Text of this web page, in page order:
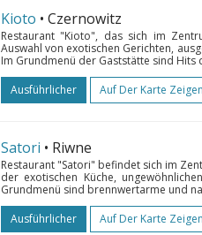
Kioto • Czernowitz
Restaurant "Kioto", das sich im
Auswahl von exotischen Gerichten,
Im Grundmenü der Gaststätte sind
Ausführlicher
Auf Der Karte Zeigen
Satori • Riwne
Restaurant "Satori" befindet sich im
der exotischen Küche,
Grundmenü sind brennwertarme und
Ausführlicher
Auf Der Karte Zeigen